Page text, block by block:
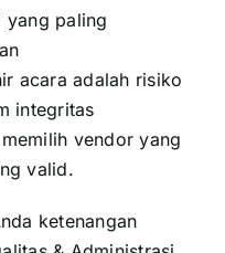
yang paling
acara adalah risiko
integritas
vendor yang
valid.
ketenangan